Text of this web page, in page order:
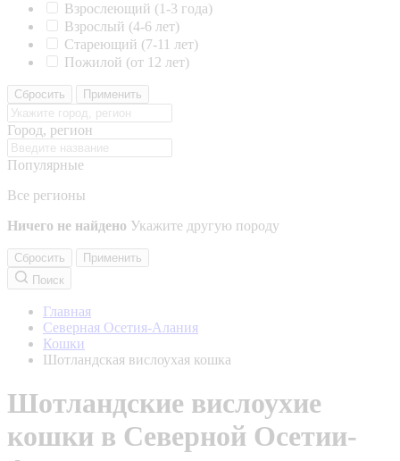
Взрослеющий (1-3 года)
Взрослый (4-6 лет)
Стареющий (7-11 лет)
Пожилой (от 12 лет)
Сбросить Применить
Город, регион
Популярные
Все регионы
Ничего не найдено Укажите другую породу
Сбросить
Применить
Поиск
Главная
Северная Осетия-Алания
Кошки
Шотландская вислоухая кошка
Шотландские вислоухие
кошки в Северной Осетии-